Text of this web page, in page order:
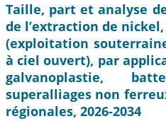
Taille, part et analyse
de l’extraction de
(exploitation
à ciel ouvert), par
galvanoplastie,
superalliages non
régionales, 2026-2034